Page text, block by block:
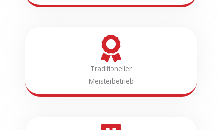
Traditioneller
Meisterbetrieb